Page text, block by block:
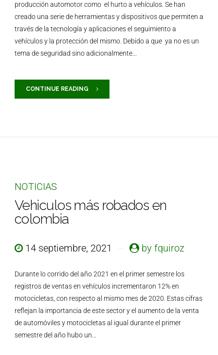
producción automotor como el hurto a vehículos. Se han
creado una serie de herramientas y dispositivos que permiten a
través de la tecnología y aplicaciones el seguimiento a
vehículos y la protección del mismo. Debido a que ya no es un
tema de seguridad sino adicionalmente...
CONTINUE READING
NOTICIAS
Vehiculos más robados en
colombia
14 septiembre, 2021 by fquiroz
Durante lo corrido del año 2021 en el primer semestre los
registros de ventas en vehículos incrementaron 12% en
motocicletas, con respecto al mismo mes de 2020. Estas cifras
reflejan la importancia de este sector y el aumento de la venta
de automóviles y motocicletas al igual durante el primer
semestre del año hubo un...